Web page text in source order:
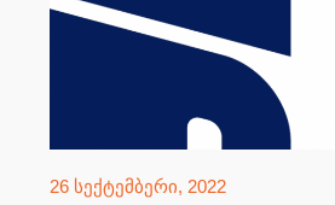
26 სექტემბერი, 2022